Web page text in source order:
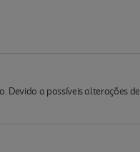
a possíveis alterações